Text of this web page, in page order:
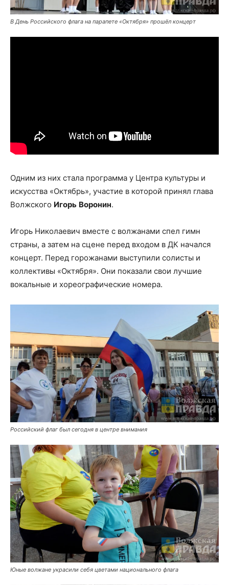
В День Российского флага на парапете «Октября» прошёл концерт
Одним из них стала программа у Центра культуры и
искусства «Октябрь», участие в которой принял глава
Волжского Игорь Воронин.
Игорь Николаевич вместе с волжанами спел гимн
страны, а затем на сцене перед входом в ДК начался
концерт. Перед горожанами выступили солисты и
коллективы «Октября». Они показали свои лучшие
вокальные и хореографические номера.
Российский флаг был сегодня в центре внимания
Юные волжане украсили себя цветами национального флага